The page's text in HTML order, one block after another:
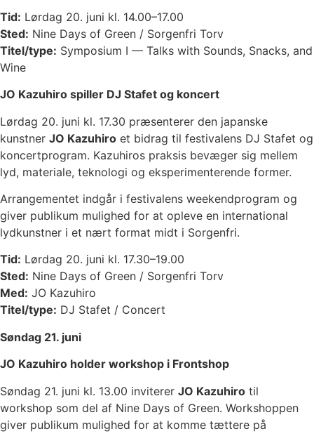
Tid: Lørdag 20. juni kl. 14.00–17.00
Sted: Nine Days of Green / Sorgenfri Torv
Titel/type: Symposium I — Talks with Sounds, Snacks, and
Wine
JO Kazuhiro spiller DJ Stafet og koncert
Lørdag 20. juni kl. 17.30 præsenterer den japanske
kunstner JO Kazuhiro et bidrag til festivalens DJ Stafet og
koncertprogram. Kazuhiros praksis bevæger sig mellem
lyd, materiale, teknologi og eksperimenterende former.
Arrangementet indgår i festivalens weekendprogram og
giver publikum mulighed for at opleve en international
lydkunstner i et nært format midt i Sorgenfri.
Tid: Lørdag 20. juni kl. 17.30–19.00
Sted: Nine Days of Green / Sorgenfri Torv
Med: JO Kazuhiro
Titel/type: DJ Stafet / Concert
Søndag 21. juni
JO Kazuhiro holder workshop i Frontshop
Søndag 21. juni kl. 13.00 inviterer JO Kazuhiro til
workshop som del af Nine Days of Green. Workshoppen
giver publikum mulighed for at komme tættere på